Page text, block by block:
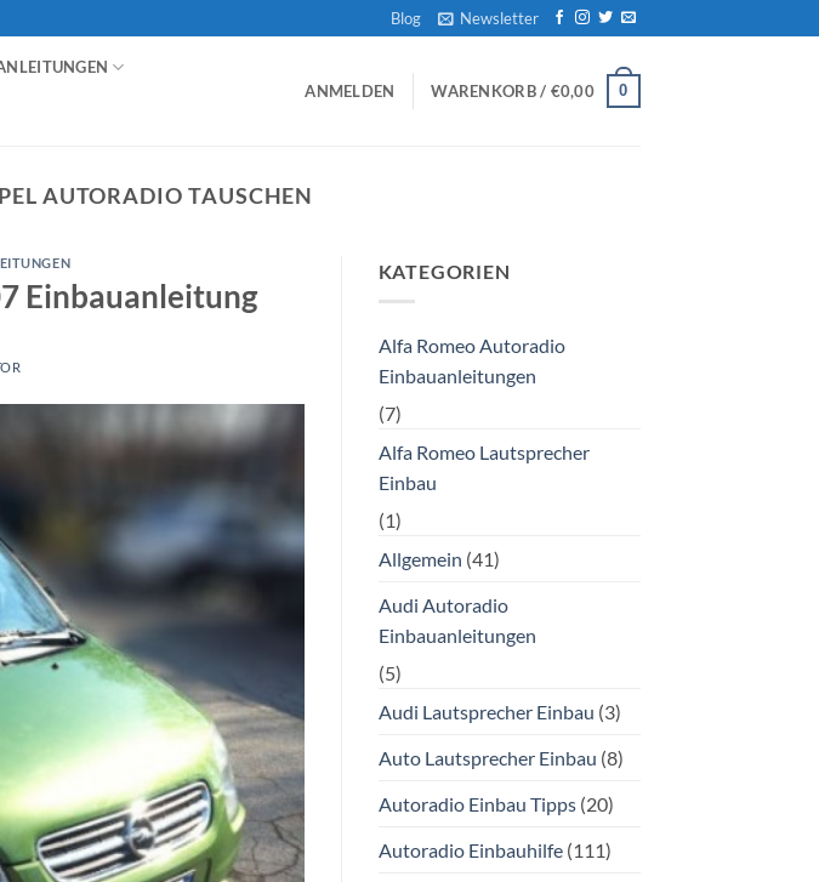
Blog Newsletter
ANMELDEN WARENKORB / €0,00 0
AUTORADIO TAUSCHEN
Einbauanleitung
KATEGORIEN
Alfa Romeo Autoradio
Einbauanleitungen
(7)
Alfa Romeo Lautsprecher
Einbau
(1)
Allgemein (41)
Audi Autoradio
Einbauanleitungen
(5)
Audi Lautsprecher Einbau (3)
Auto Lautsprecher Einbau (8)
Autoradio Einbau Tipps(20)
Autoradio Einbauhilfe(111)